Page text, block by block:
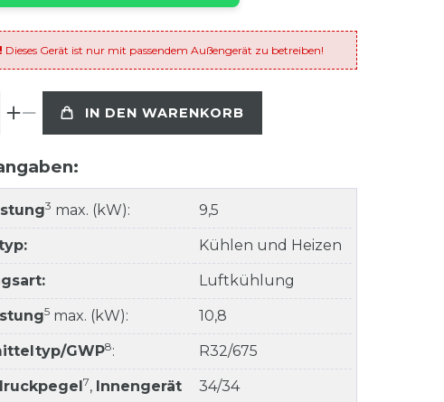
Dieses Gerät ist nur mit passendem Außengerät zu betreiben!
IN DEN WARENKORB
3 max. (kW): 9,5
Kühlen und Heizen
Luftkühlung
5 max. (kW): 10,8
GWP8: R32/675
7, Innengerät
34/34